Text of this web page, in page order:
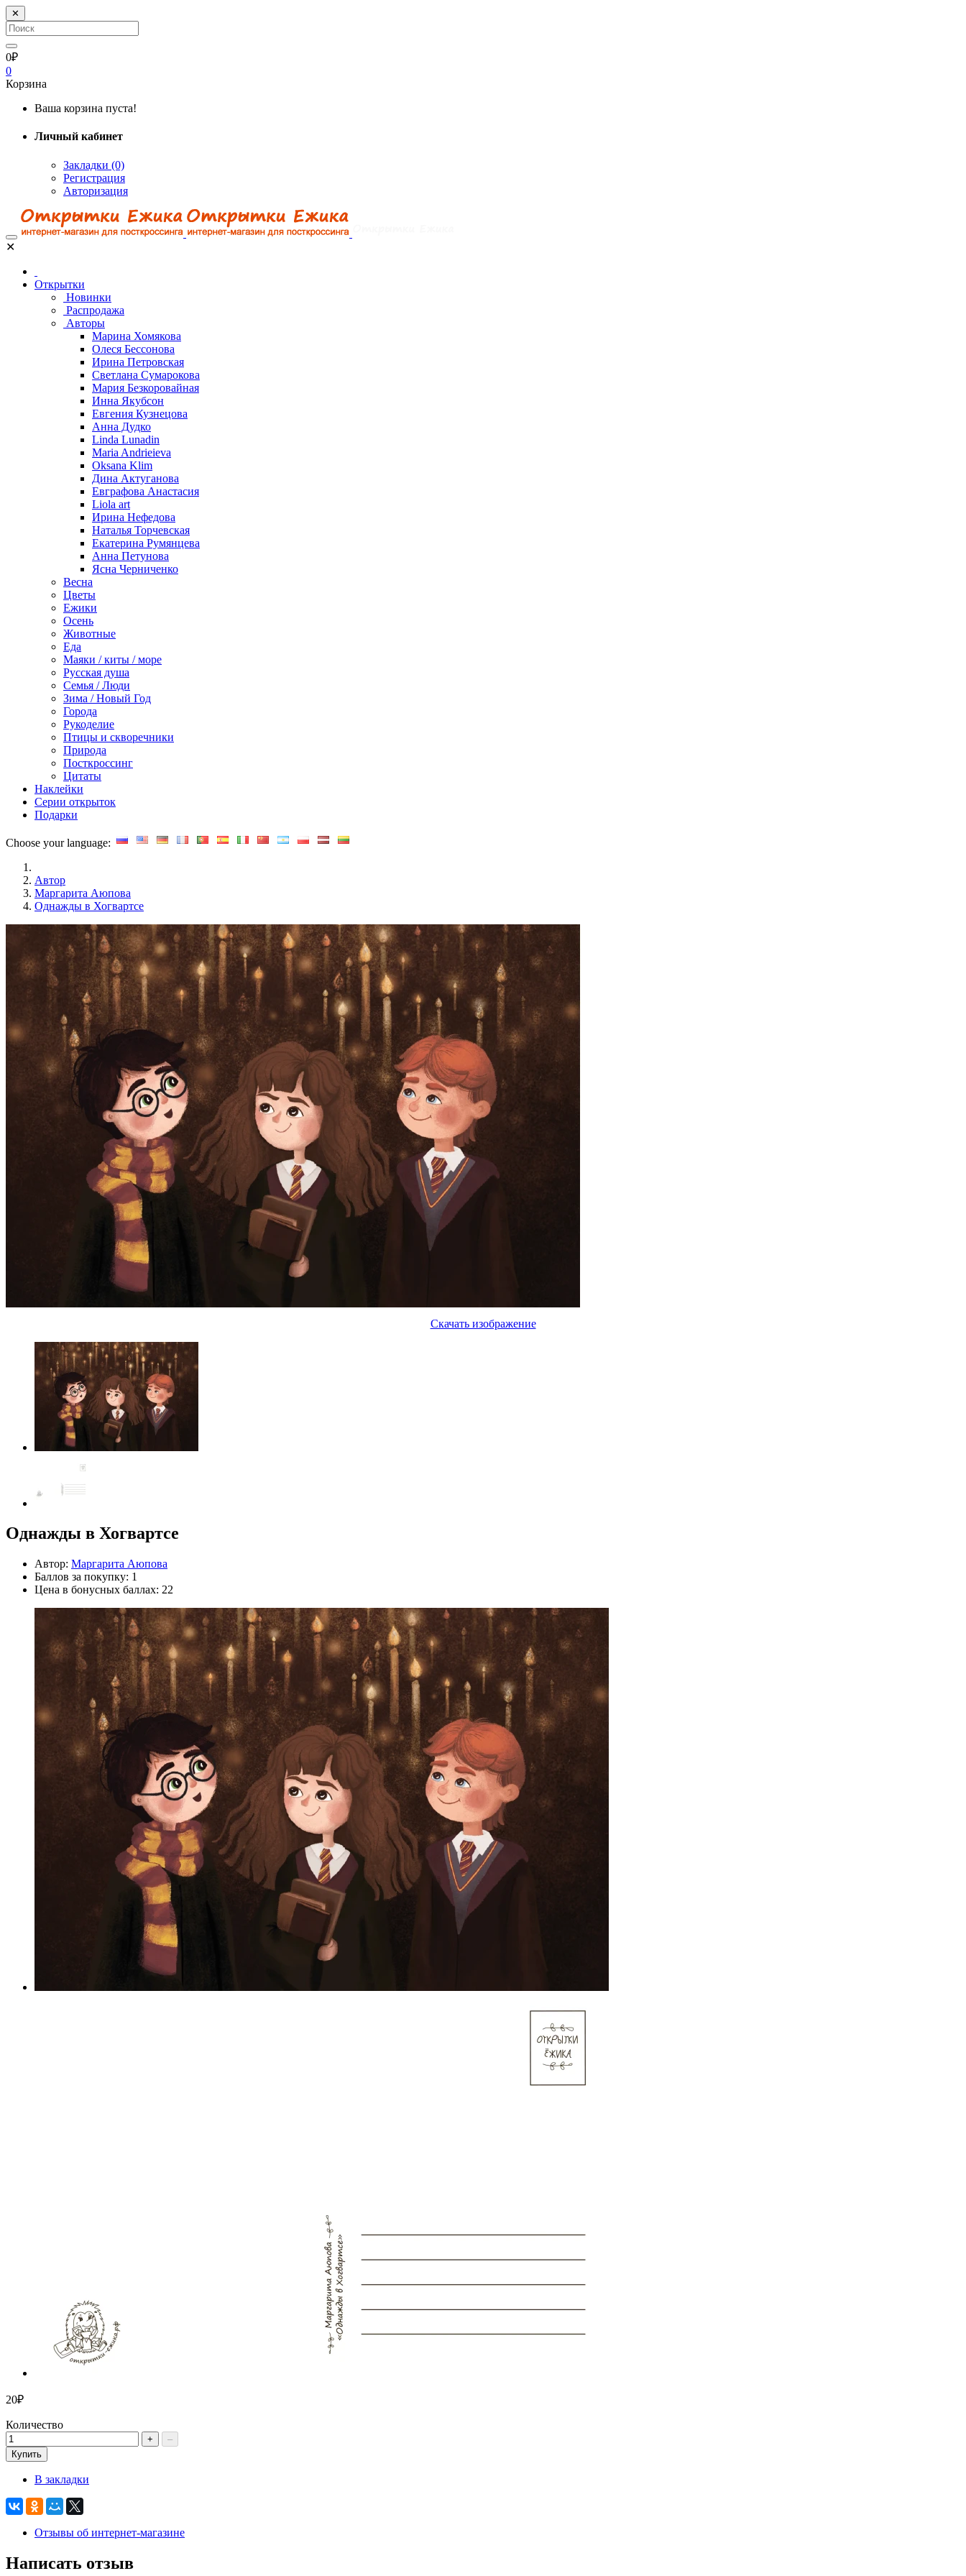
✕
0₽
0
Корзина
Ваша корзина пуста!
Личный кабинет
Закладки (0)
Регистрация
Авторизация
✕
Открытки
Новинки
Распродажа
Авторы
Марина Хомякова
Олеся Бессонова
Ирина Петровская
Светлана Сумарокова
Мария Безкоровайная
Инна Якубсон
Евгения Кузнецова
Анна Дудко
Linda Lunadin
Maria Andrieieva
Oksana Klim
Дина Актуганова
Евграфова Анастасия
Liola art
Ирина Нефедова
Наталья Торчевская
Екатерина Румянцева
Анна Петунова
Ясна Черниченко
Весна
Цветы
Ежики
Осень
Животные
Еда
Маяки / киты / море
Русская душа
Семья / Люди
Зима / Новый Год
Города
Рукоделие
Птицы и скворечники
Природа
Посткроссинг
Цитаты
Наклейки
Серии открыток
Подарки
Choose your language:
Автор
Маргарита Аюпова
Однажды в Хогвартсе
Скачать изображение
Однажды в Хогвартсе
Автор: Маргарита Аюпова
Баллов за покупку: 1
Цена в бонусных баллах: 22
20₽
Количество
+
–
Купить
В закладки
Отзывы об интернет-магазине
Написать отзыв